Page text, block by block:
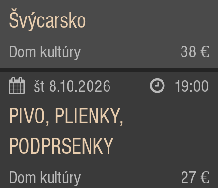
Švýcarsko
Dom kultúry 38 €
št 8.10.2026 19:00
PIVO, PLIENKY,
PODPRSENKY
Dom kultúry 27 €